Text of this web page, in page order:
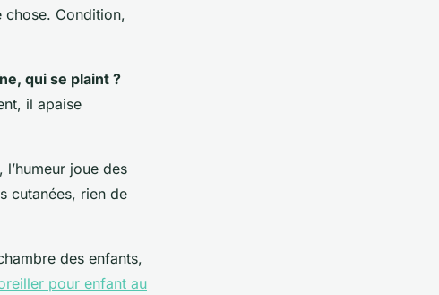
chose. Condition,
qui se plaint ?
il apaise
joue des
cutanées, rien de
des enfants,
pour enfant au